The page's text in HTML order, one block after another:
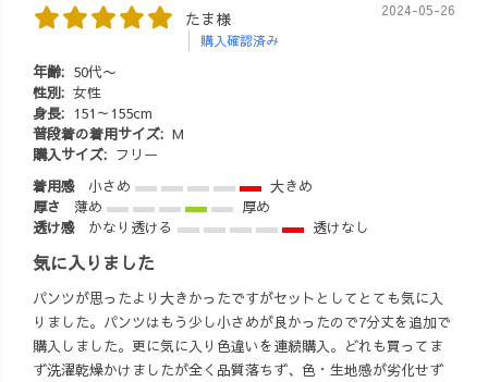
たま様
購入確認済み
2024-05-26
年齢: 50代〜
性別: 女性
身長: 151～155cm
普段着の着用サイズ: M
購入サイズ: フリー
着用感
小さめ
大きめ
厚さ
薄め
厚め
透け感
かなり透ける 透けなし
気に入りました
パンツが思ったより大きかったですがセットとしてとても気に入
りました。パンツはもう少し小さめが良かったので7分丈を追加で
購入しました。更に気に入り色違いを連続購入。どれも買ってま
ず洗濯乾燥かけましたが全く品質落ちず、色・生地感が劣化せず